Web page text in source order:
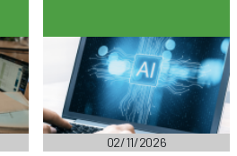
02/11/2026